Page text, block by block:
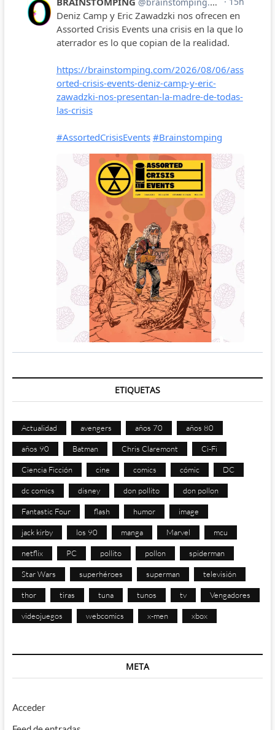
ETIQUETAS
Actualidad avengers años 70 años 80
años 90 Batman Chris Claremont Ci-Fi
Ciencia Ficción cine comics cómic DC
dc comics disney don pollito don pollon
Fantastic Four flash humor image
jack kirby los 90 manga Marvel mcu
netflix PC pollito pollon spiderman
Star Wars superhéroes superman televisión
thor tiras tuna tunos tv Vengadores
videojuegos webcomics x-men xbox
META
Acceder